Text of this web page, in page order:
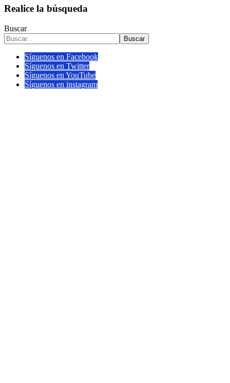
Realice la búsqueda
Buscar
Buscar
Síguenos en Facebook
Síguenos en Twitter
Síguenos en YouTube
Síguenos en instagram